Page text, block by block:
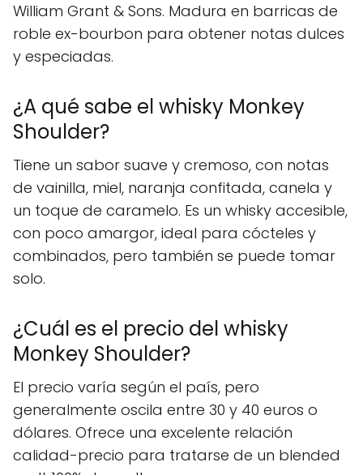
William Grant & Sons. Madura en barricas de
roble ex-bourbon para obtener notas dulces
y especiadas.
¿A qué sabe el whisky Monkey
Shoulder?
Tiene un sabor suave y cremoso, con notas
de vainilla, miel, naranja confitada, canela y
un toque de caramelo. Es un whisky accesible,
con poco amargor, ideal para cócteles y
combinados, pero también se puede tomar
solo.
¿Cuál es el precio del whisky
Monkey Shoulder?
El precio varía según el país, pero
generalmente oscila entre 30 y 40 euros o
dólares. Ofrece una excelente relación
calidad-precio para tratarse de un blended